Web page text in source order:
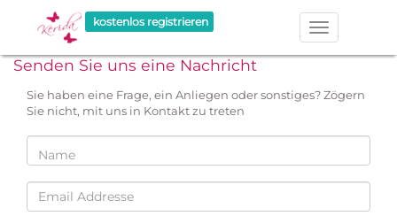
kostenlos registrieren
Senden Sie uns eine Nachricht
Sie haben eine Frage, ein Anliegen oder sonstiges? Zögern
Sie nicht, mit uns in Kontakt zu treten